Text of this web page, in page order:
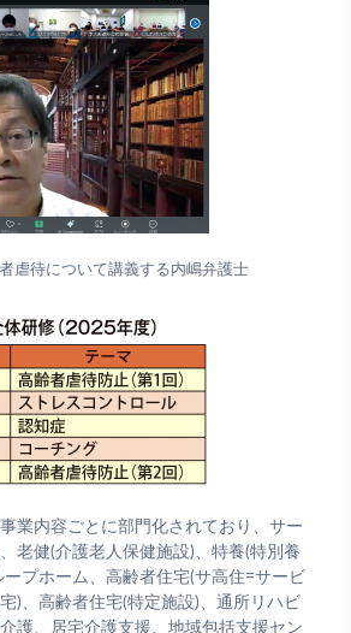
虐待について講義する内嶋弁護士
業内容ごとに部門化されており、サー
老健(介護老人保健施設)、特養(特別養
プホーム、高齢者住宅(サ高住=サービ
)、高齢者住宅(特定施設)、通所リハビ
護、居宅介護支援、地域包括支援セン